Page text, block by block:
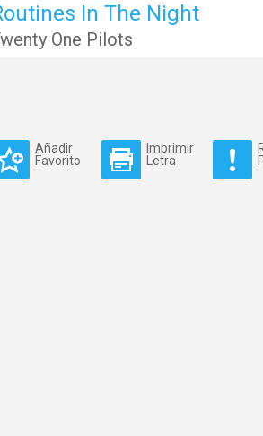
In The Night
One Pilots
Añadir
Favorito
Imprimir
Letra